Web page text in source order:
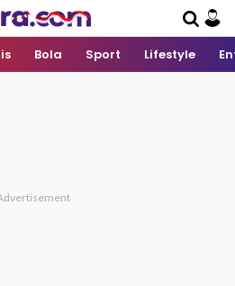
Bola Sport Lifestyle